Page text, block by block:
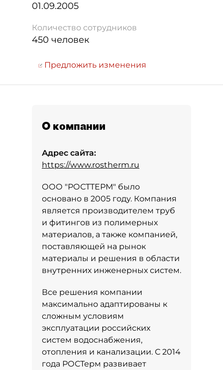
01.09.2005
Количество сотрудников
450 человек
Предложить изменения
О компании
Адрес сайта:
https://www.rostherm.ru
ООО "РОСТТЕРМ" было
основано в 2005 году. Компания
является производителем труб
и фитингов из полимерных
материалов, а также компанией,
поставляющей на рынок
материалы и решения в области
внутренних инженерных систем.
Все решения компании
максимально адаптированы к
сложным условиям
эксплуатации российских
систем водоснабжения,
отопления и канализации. С 2014
года РОСТерм развивает